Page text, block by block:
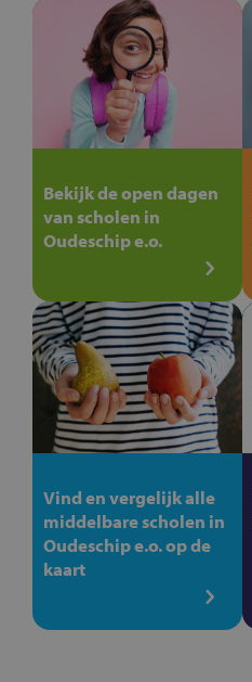
Bekijk de open dagen
van scholen in
Oudeschip e.o.
Vind en vergelijk alle
middelbare scholen in
Oudeschip e.o. op de
kaart